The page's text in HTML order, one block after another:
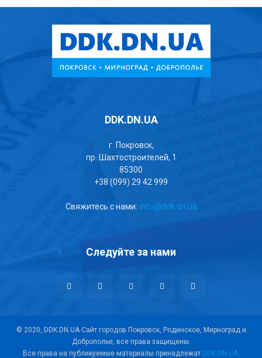
DDK.DN.UA
г. Покровск,
пр. Шахтостроителей, 1
85300
+38 (099) 29 42 999
Свяжитесь с нами: info@ddk.dn.ua
Следуйте за нами
© 2020, DDK.DN.UA Сайт городов Покровск, Родинское, Мирноград и
Доброполье, все права защищены.
Все права на публикуемые материалы принадлежат DDK.DN.UA.